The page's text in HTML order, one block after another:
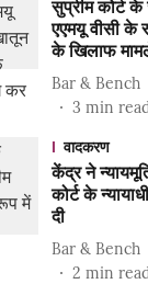
सुप्रीम कोर्ट
एएमयू वीसी के
के खिलाफ
Bar & Bench
3 min
वादकरण
केंद्र ने
कोर्ट के
दी
Bar & Bench
2 min